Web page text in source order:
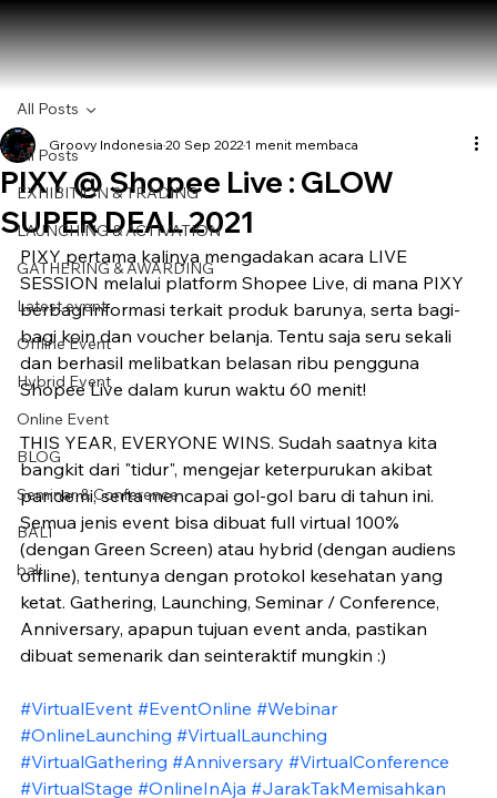
All Posts
EXHIBITION & TRADING
LAUNCHING & ACTIVATION
GATHERING & AWARDING
Latest event
Offline Event
Hybrid Event
Online Event
BLOG
Seminar & Conference
BALI
bali
All Posts
PIXY @ Shopee Live : GLOW
SUPER DEAL 2021
Groovy Indonesia 20 Sep 2022 1 menit membaca
PIXY pertama kalinya mengadakan acara LIVE
SESSION melalui platform Shopee Live, di mana PIXY
berbagi informasi terkait produk barunya, serta bagi-
bagi koin dan voucher belanja. Tentu saja seru sekali
dan berhasil melibatkan belasan ribu pengguna
Shopee Live dalam kurun waktu 60 menit!
THIS YEAR, EVERYONE WINS. Sudah saatnya kita
bangkit dari "tidur", mengejar keterpurukan akibat
pandemi, serta mencapai gol-gol baru di tahun ini.
Semua jenis event bisa dibuat full virtual 100%
(dengan Green Screen) atau hybrid (dengan audiens
offline), tentunya dengan protokol kesehatan yang
ketat. Gathering, Launching, Seminar / Conference,
Anniversary, apapun tujuan event anda, pastikan
dibuat semenarik dan seinteraktif mungkin :)
#VirtualEvent #EventOnline #Webinar
#OnlineLaunching #VirtualLaunching
#VirtualGathering #Anniversary #VirtualConference
#VirtualStage #OnlineInAja #JarakTakMemisahkan